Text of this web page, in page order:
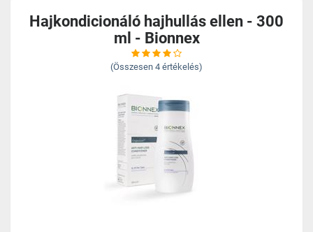
Hajkondicionáló hajhullás ellen - 300
ml - Bionnex
(Összesen 4 értékelés)